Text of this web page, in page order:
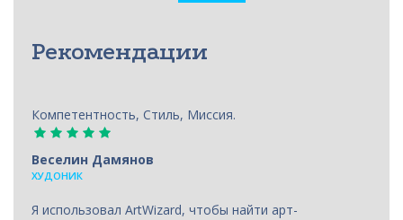
Рекомендации
Компетентность, Стиль, Миссия.
Веселин Дамянов
ХУДОНИК
Я использовал ArtWizard, чтобы найти арт-